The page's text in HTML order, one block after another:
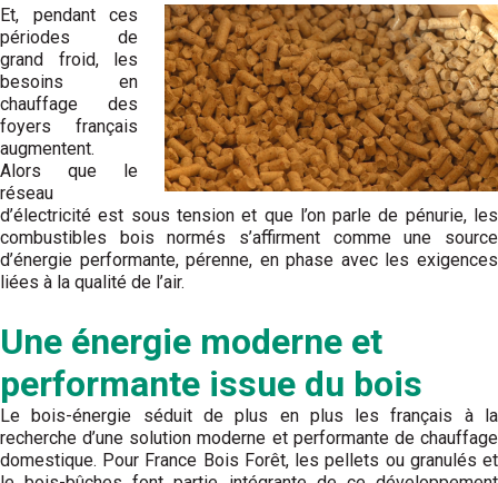
Et, pendant ces
périodes de
grand froid, les
besoins en
chauffage des
foyers français
augmentent.
Alors que le
réseau
d’électricité est sous tension et que l’on parle de pénurie, les
combustibles bois normés s’affirment comme une source
d’énergie performante, pérenne, en phase avec les exigences
liées à la qualité de l’air.
Une énergie moderne et
performante issue du bois
Le bois-énergie séduit de plus en plus les français à la
recherche d’une solution moderne et performante de chauffage
domestique. Pour France Bois Forêt, les pellets ou granulés et